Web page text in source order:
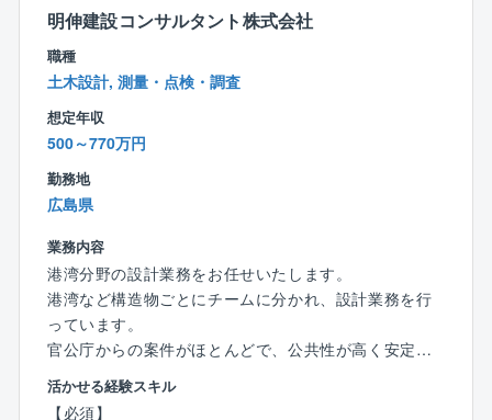
てきています。
明伸建設コンサルタント株式会社
職種
土木設計, 測量・点検・調査
想定年収
500～770万円
勤務地
広島県
業務内容
港湾分野の設計業務をお任せいたします。
港湾など構造物ごとにチームに分かれ、設計業務を行
っています。
官公庁からの案件がほとんどで、公共性が高く安定し
た経営基盤があります。
活かせる経験スキル
【必須】